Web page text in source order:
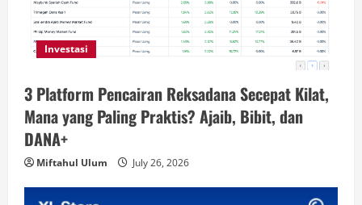
Investasi
3 Platform Pencairan Reksadana Secepat Kilat,
Mana yang Paling Praktis? Ajaib, Bibit, dan
DANA+
Miftahul Ulum July 26, 2026